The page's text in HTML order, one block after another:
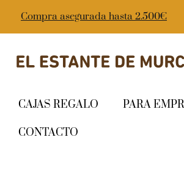
Compra asegurada hasta 2.500€
CAJAS REGALO PARA
CONTACTO